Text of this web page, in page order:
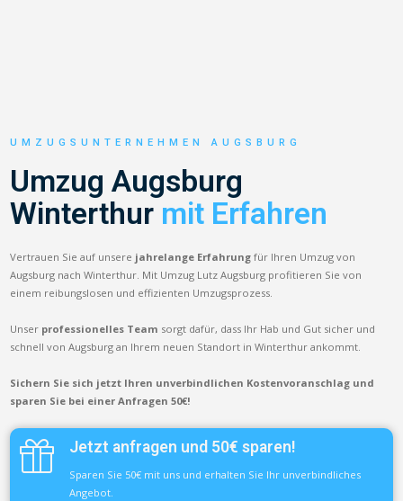
UMZUGSUNTERNEHMEN AUGSBURG
Umzug Augsburg
Winterthur mit Erfahren
Vertrauen Sie auf unsere jahrelange Erfahrung für Ihren Umzug von
Augsburg nach Winterthur. Mit Umzug Lutz Augsburg profitieren Sie von
einem reibungslosen und effizienten Umzugsprozess.
Unser professionelles Team sorgt dafür, dass Ihr Hab und Gut sicher und
schnell von Augsburg an Ihrem neuen Standort in Winterthur ankommt.
Sichern Sie sich jetzt Ihren unverbindlichen Kostenvoranschlag und
sparen Sie bei einer Anfragen 50€!
Jetzt anfragen und 50€ sparen!
Sparen Sie 50€ mit uns und erhalten Sie Ihr unverbindliches
Angebot.